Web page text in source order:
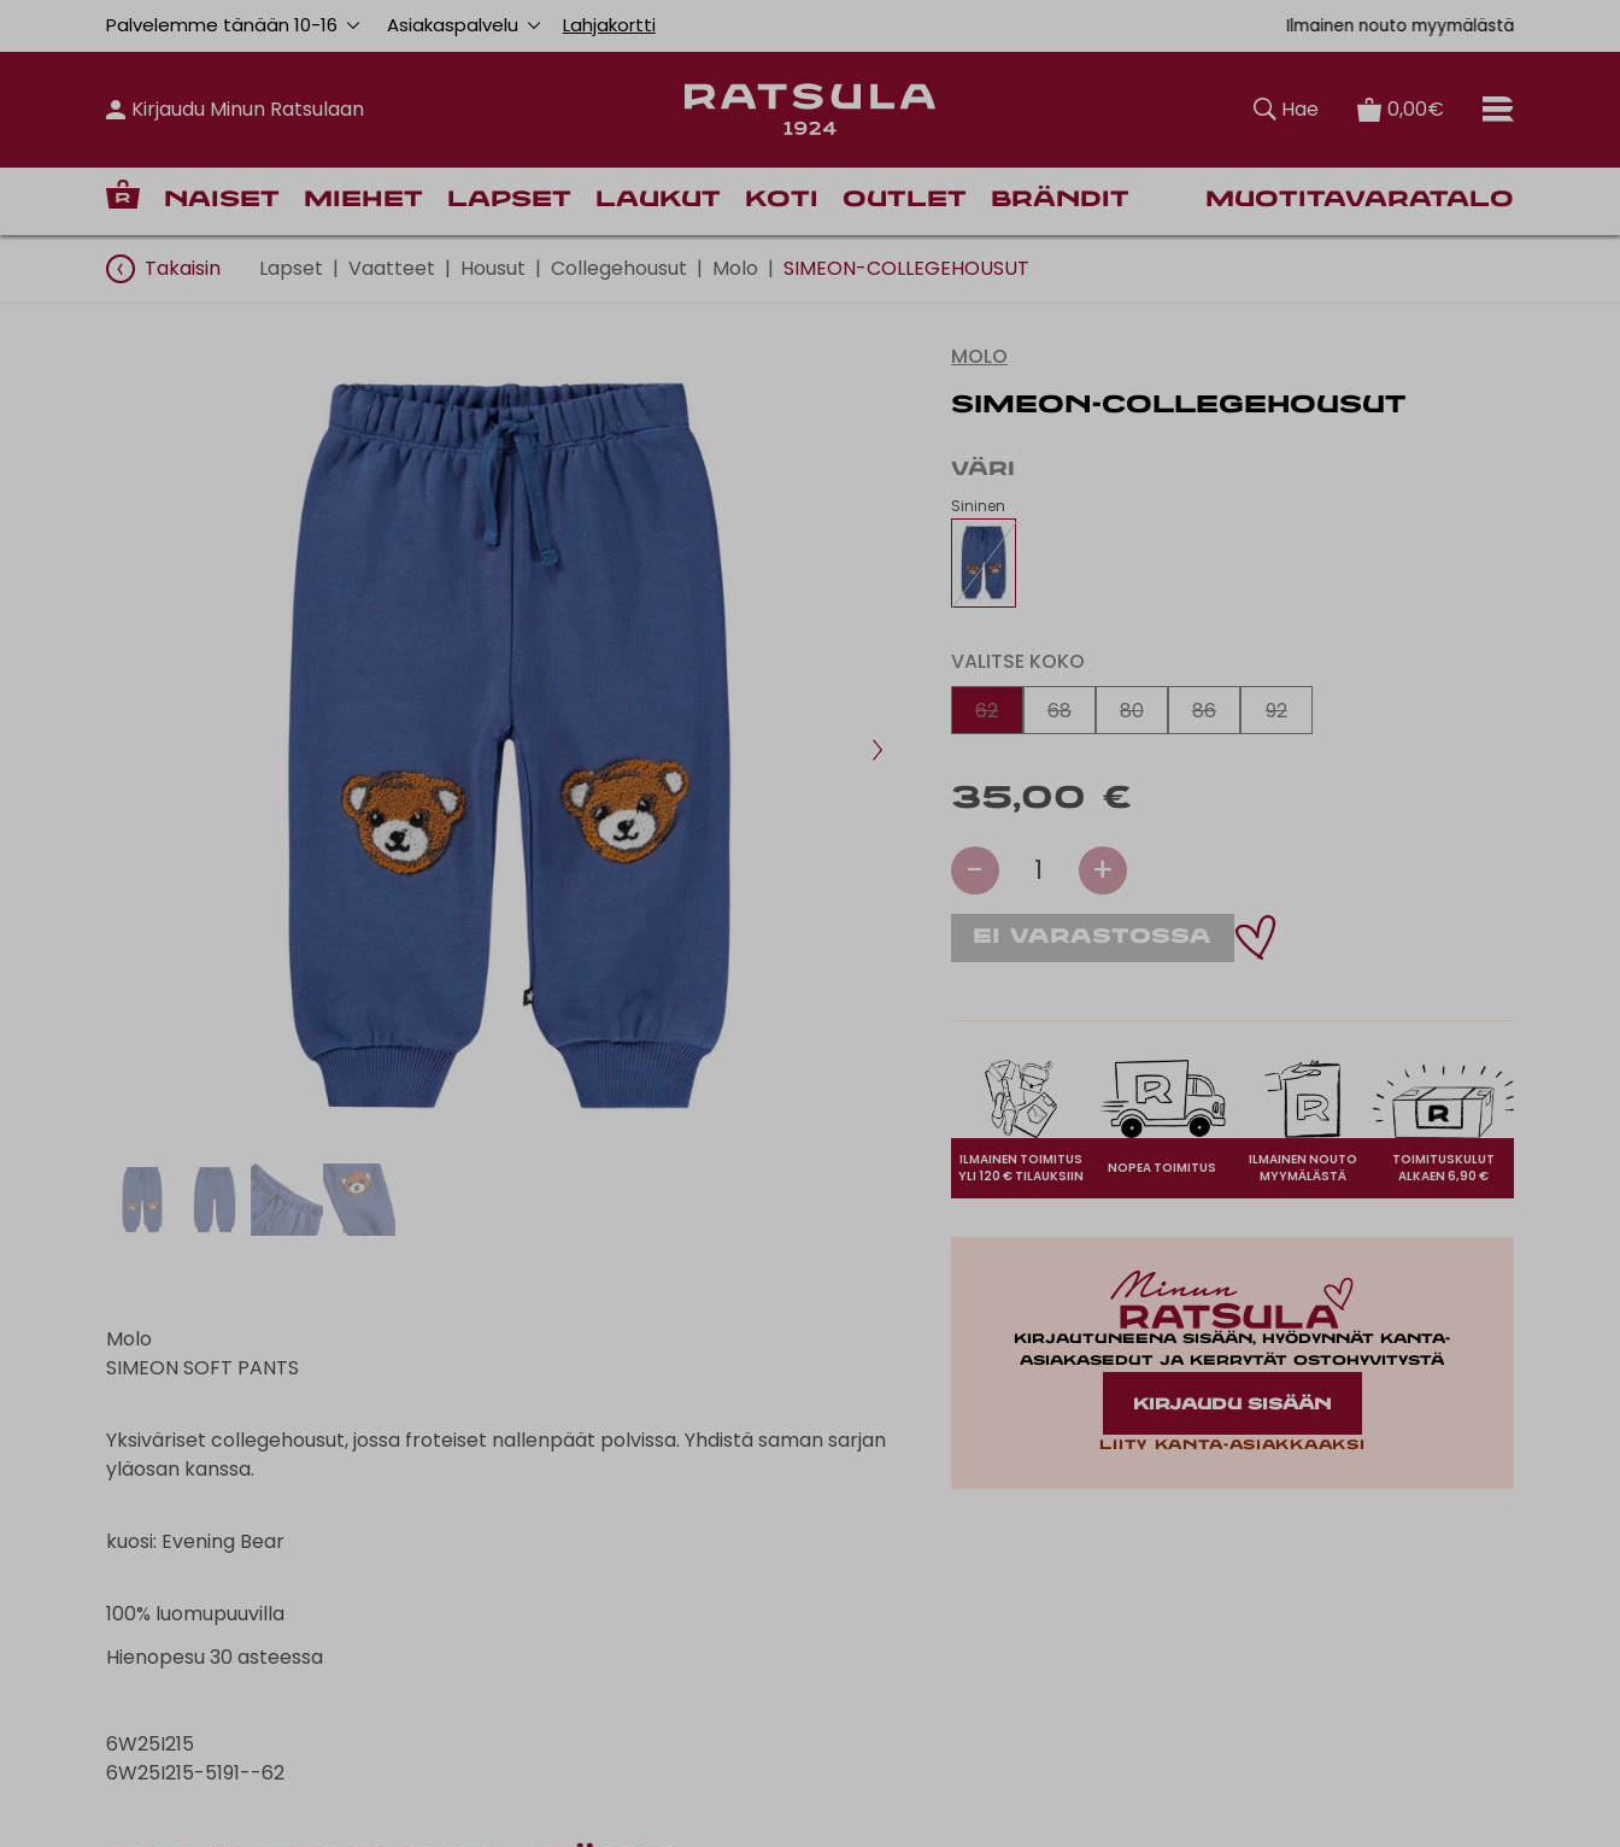
Palvelemme tänään 10-16 Asiakaspalvelu Lahjakortti Ilmainen nouto myymälästä
Kirjaudu Minun Ratsulaan Hae 0,00€
Naiset Miehet Lapset Laukut Koti Outlet Brändit Muotitavaratalo
Takaisin Lapset | Vaatteet | Housut | Collegehousut | Molo | SIMEON-COLLEGEHOUSUT
Molo
SIMEON SOFT PANTS
Yksiväriset collegehousut, jossa froteiset nallenpäät polvissa. Yhdistä saman sarjan
yläosan kanssa.
kuosi: Evening Bear
100% luomupuuvilla
Hienopesu 30 asteessa
6W25I215
6W25I215-5191--62
MOLO
SIMEON-COLLEGEHOUSUT
VÄRI
Sininen
VALITSE KOKO
62
68 80 86 92
35,00 €
- 1 +
ILMAINEN TOIMITUS
YLI 120 € TILAUKSIIN
NOPEA TOIMITUS
ILMAINEN NOUTO
MYYMÄLÄSTÄ
TOIMITUSKULUT
ALKAEN 6,90 €
Kirjautuneena sisään, hyödynnät kanta-
asiakasedut ja kerrytät ostohyvitystä
KIRJAUDU SISÄÄN
Liity kanta-asiakkaaksi